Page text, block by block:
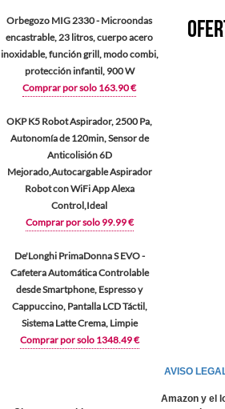
Orbegozo MIG 2330 - Microondas
encastrable, 23 litros, cuerpo acero
inoxidable, función grill, modo combi,
protección infantil, 900 W
Comprar por solo 163.90 €
OKP K5 Robot Aspirador, 2500 Pa,
Autonomía de 120min, Sensor de
Anticolisión 6D
Mejorado,Autocargable Aspirador
Robot con WiFi App Alexa
Control,Ideal
Comprar por solo 99.99 €
De'Longhi PrimaDonna S EVO -
Cafetera Automática Controlable
desde Smartphone, Espresso y
Cappuccino, Pantalla LCD Táctil,
Sistema Latte Crema, Limpie
Comprar por solo 1348.49 €
AVISO
Amazon y el